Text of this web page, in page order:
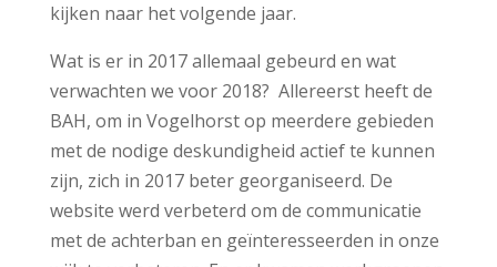
kijken naar het volgende jaar.
Wat is er in 2017 allemaal gebeurd en wat
verwachten we voor 2018? Allereerst heeft de
BAH, om in Vogelhorst op meerdere gebieden
met de nodige deskundigheid actief te kunnen
zijn, zich in 2017 beter georganiseerd. De
website werd verbeterd om de communicatie
met de achterban en geïnteresseerden in onze